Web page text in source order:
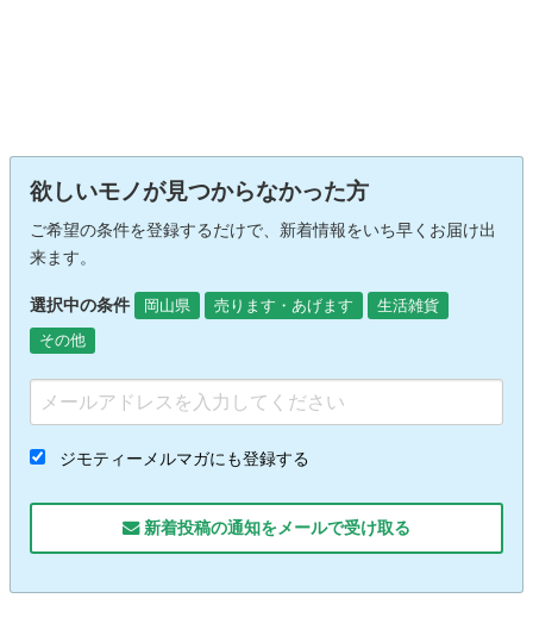
欲しいモノが見つからなかった方
ご希望の条件を登録するだけで、新着情報をいち早くお届け出
来ます。
選択中の条件 岡山県 売ります・あげます
生活雑貨
その他
ジモティーメルマガにも登録する
新着投稿の通知をメールで受け取る